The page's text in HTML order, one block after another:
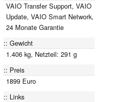
VAIO Transfer Support, VAIO
Update, VAIO Smart Network,
24 Monate Garantie
Gewicht
1.406 kg, Netzteil: 291 g
Preis
1899 Euro
Links